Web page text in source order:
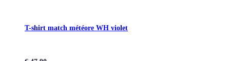
T-shirt match météore WH violet